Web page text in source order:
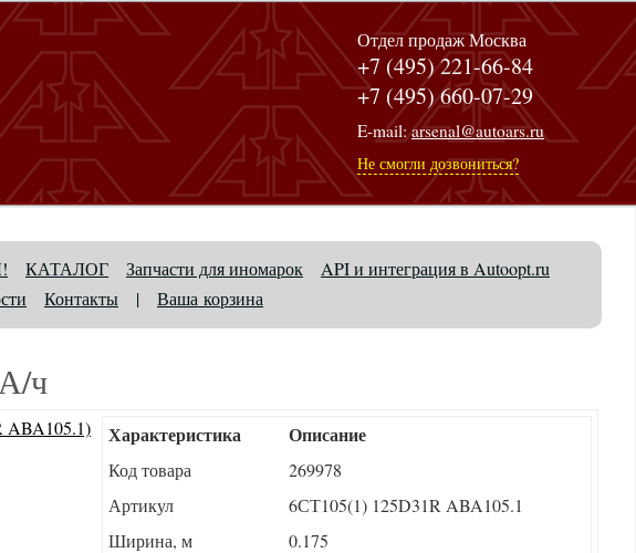
Отдел продаж Москва
+7 (495) 221-66-84
+7 (495) 660-07-29
E-mail:arsenal@autoars.ru
Не смогли дозвониться?
КАТАЛОГ Запчасти для иномарок
API и интеграция в Autoopt.ru
Контакты | Ваша корзина
ч
Характеристика Описание
Код товара
269978
Артикул
6СТ105(1) 125D31R ABA105.1
Ширина, м
0.175